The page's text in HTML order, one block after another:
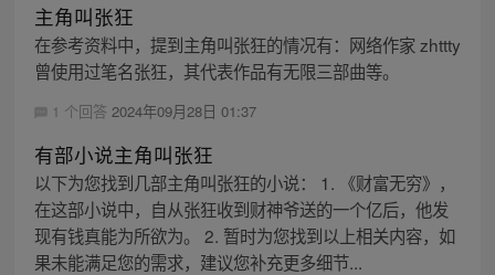
主角叫张狂
在参考资料中，提到主角叫张狂的情况有：网络作家 zhttty
曾使用过笔名张狂，其代表作品有无限三部曲等。
1 个回答 2024年09月28日 01:37
有部小说主角叫张狂
以下为您找到几部主角叫张狂的小说： 1. 《财富无穷》，
在这部小说中，自从张狂收到财神爷送的一个亿后，他发
现有钱真能为所欲为。 2. 暂时为您找到以上相关内容，如
果未能满足您的需求，建议您补充更多细节...